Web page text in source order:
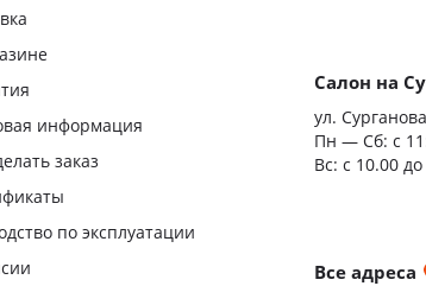
информация
заказ
по эксплуатации
Салон на
ул.
Пн — Сб: с
Вс: с 10.00
Все адреса